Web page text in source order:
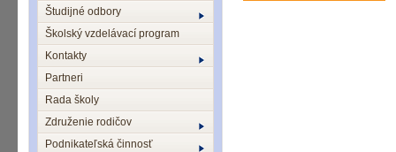
Študijné odbory
Školský vzdelávací program
Kontakty
Partneri
Rada školy
Združenie rodičov
Podnikateľská činnosť